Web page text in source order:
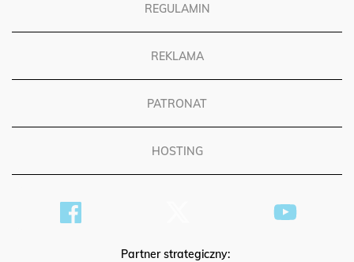
REGULAMIN
REKLAMA
PATRONAT
HOSTING
Partner strategiczny: